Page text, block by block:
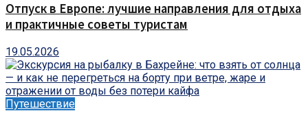
Отпуск в Европе: лучшие направления для отдыха
и практичные советы туристам
19.05.2026
Путешествие